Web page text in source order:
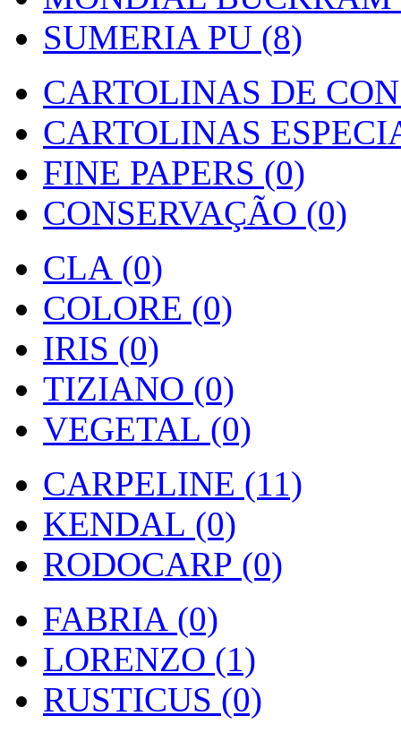
SUMERIA PU (8)
CARTOLINAS DE
CARTOLINAS
FINE PAPERS (0)
CONSERVAÇÃO (0)
CLA (0)
COLORE (0)
IRIS (0)
TIZIANO (0)
VEGETAL (0)
CARPELINE (11)
KENDAL (0)
RODOCARP (0)
FABRIA (0)
LORENZO (1)
RUSTICUS (0)